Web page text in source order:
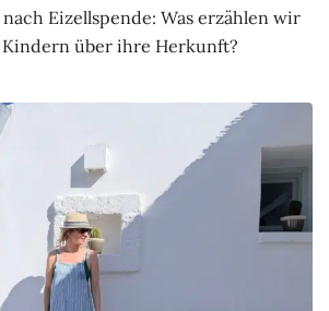
Eizellspende: Was erzählen wir
über ihre Herkunft?